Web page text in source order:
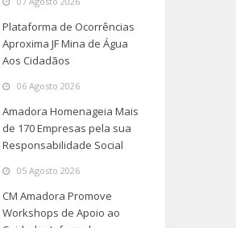
Plataforma de Ocorrências
Aproxima JF Mina de Água
Aos Cidadãos
06 Agosto 2026
Amadora Homenageia Mais
de 170 Empresas pela sua
Responsabilidade Social
05 Agosto 2026
CM Amadora Promove
Workshops de Apoio ao